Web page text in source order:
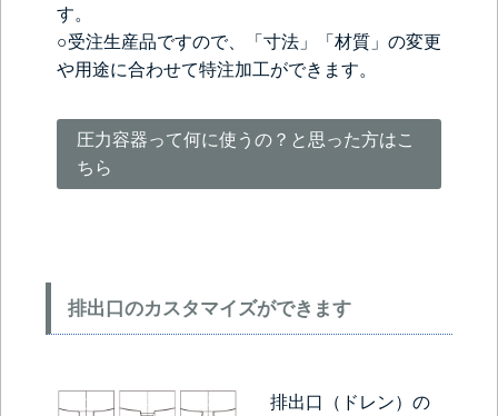
す。
○受注生産品ですので、「寸法」「材質」の変更
や用途に合わせて特注加工ができます。
圧力容器って何に使うの？と思った方はこ
ちら
排出口のカスタマイズができます
排出口（ドレン）の